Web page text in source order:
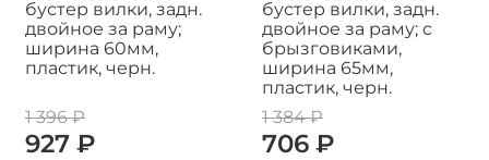
бустер вилки, задн.
двойное за раму;
ширина 60мм,
пластик, черн.
1 396 ₽
927 ₽
бустер вилки, задн.
двойное за раму; с
брызговиками,
ширина 65мм,
пластик, черн.
1 384 ₽
706 ₽